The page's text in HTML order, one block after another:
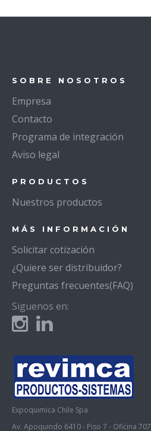
SOBRE NOSOTROS
Empresa
Contacto
Programa de integración
Aviso legal
PRODUCTOS
Nuestros productos
MÁS INFORMACIÓN
Solicitar cotización
¿Quiere ser distribuidor?
Preguntas frecuentes(FAQ)
Siguenos en:
Expoquimica Chile Spa
Av. Apoquindo 6410 - Piso 7 - Oficina 707